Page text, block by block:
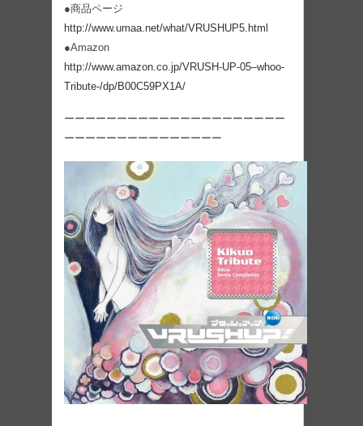
●商品ページ
http://www.umaa.net/what/VRUSHUP5.html
●Amazon
http://www.amazon.co.jp/VRUSH-UP-05–whoo-
Tribute-/dp/B00C59PX1A/
ーーーーーーーーーーーーーーーーーーーーー
ーーーーーーーーーーーーーーー